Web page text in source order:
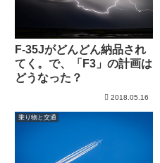
F-35Jがどんどん納品され
てく。で、「F3」の計画は
どうなった？
2018.05.16
乗り物と交通